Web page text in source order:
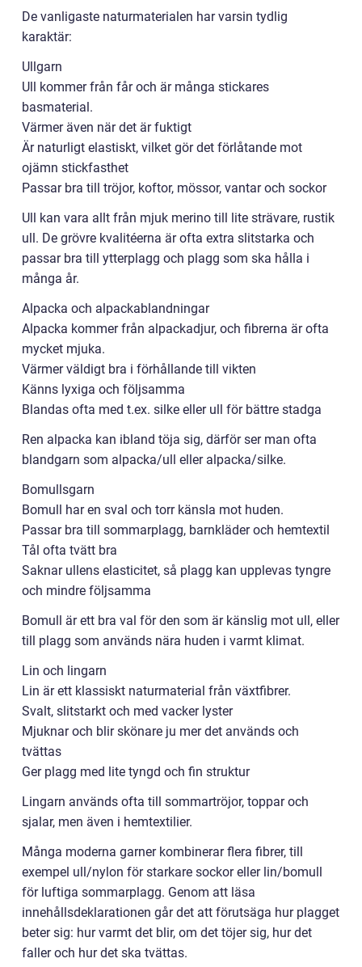
De vanligaste naturmaterialen har varsin tydlig
karaktär:
Ullgarn
Ull kommer från får och är många stickares
basmaterial.
Värmer även när det är fuktigt
Är naturligt elastiskt, vilket gör det förlåtande mot
ojämn stickfasthet
Passar bra till tröjor, koftor, mössor, vantar och sockor
Ull kan vara allt från mjuk merino till lite strävare, rustik
ull. De grövre kvalitéerna är ofta extra slitstarka och
passar bra till ytterplagg och plagg som ska hålla i
många år.
Alpacka och alpackablandningar
Alpacka kommer från alpackadjur, och fibrerna är ofta
mycket mjuka.
Värmer väldigt bra i förhållande till vikten
Känns lyxiga och följsamma
Blandas ofta med t.ex. silke eller ull för bättre stadga
Ren alpacka kan ibland töja sig, därför ser man ofta
blandgarn som alpacka/ull eller alpacka/silke.
Bomullsgarn
Bomull har en sval och torr känsla mot huden.
Passar bra till sommarplagg, barnkläder och hemtextil
Tål ofta tvätt bra
Saknar ullens elasticitet, så plagg kan upplevas tyngre
och mindre följsamma
Bomull är ett bra val för den som är känslig mot ull, eller
till plagg som används nära huden i varmt klimat.
Lin och lingarn
Lin är ett klassiskt naturmaterial från växtfibrer.
Svalt, slitstarkt och med vacker lyster
Mjuknar och blir skönare ju mer det används och
tvättas
Ger plagg med lite tyngd och fin struktur
Lingarn används ofta till sommartröjor, toppar och
sjalar, men även i hemtextilier.
Många moderna garner kombinerar flera fibrer, till
exempel ull/nylon för starkare sockor eller lin/bomull
för luftiga sommarplagg. Genom att läsa
innehållsdeklarationen går det att förutsäga hur plagget
beter sig: hur varmt det blir, om det töjer sig, hur det
faller och hur det ska tvättas.